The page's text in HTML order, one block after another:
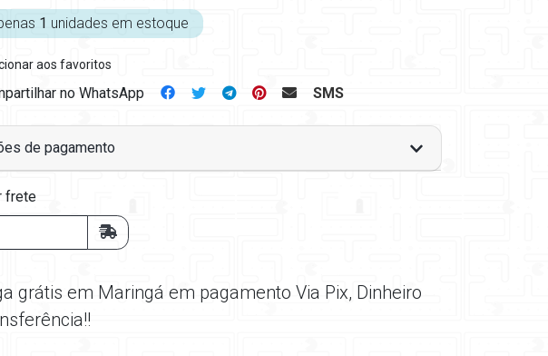
1 unidades em estoque
aos favoritos
no WhatsApp SMS
de pagamento
frete
grátis em Maringá em pagamento Via Pix, Dinheiro